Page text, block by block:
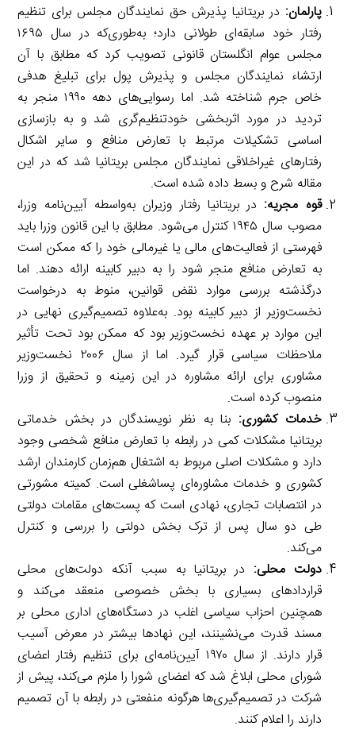
پارلمان: در بریتانیا پذیرش حق نمایندگان مجلس برای تنظیم
رفتار خود سابقه‌ای طولانی دارد؛ به‌طوری‌که در سال ۱۶۹۵
مجلس عوام انگلستان قانونی تصویب کرد که مطابق با آن
ارتشاء نمایندگان مجلس و پذیرش پول برای تبلیغ هدفی
خاص جرم شناخته شد. اما رسوایی‌های دهه ۱۹۹۰ منجر به
تردید در مورد اثربخشی خودتنظیم‌گری شد و به بازسازی
اساسی تشکیلات مرتبط با تعارض منافع و سایر اشکال
رفتارهای غیراخلاقی نمایندگان مجلس بریتانیا شد که در این
مقاله شرح و بسط داده شده است.
قوه مجریه: در بریتانیا رفتار وزیران به‌واسطه آیین‌نامه وزرا،
مصوب سال ۱۹۴۵ کنترل می‌شود. مطابق با این قانون وزرا باید
فهرستی از فعالیت‌های مالی یا غیرمالی خود را که ممکن است
به تعارض منافع منجر شود را به دبیر کابینه ارائه دهند. اما
درگذشته بررسی موارد نقض قوانین، منوط به درخواست
نخست‌وزیر از دبیر کابینه بود. به‌علاوه تصمیم‌گیری نهایی در
این موارد بر عهده نخست‌وزیر بود که ممکن بود تحت تأثیر
ملاحظات سیاسی قرار گیرد. اما از سال ۲۰۰۶ نخست‌وزیر
مشاوری برای ارائه مشاوره در این زمینه و تحقیق از وزرا
منصوب کرده است.
خدمات کشوری: بنا به نظر نویسندگان در بخش خدماتی
بریتانیا مشکلات کمی در رابطه با تعارض منافع شخصی وجود
دارد و مشکلات اصلی مربوط به اشتغال هم‌زمان کارمندان ارشد
کشوری و خدمات مشاوره‌ای پساشغلی است. کمیته مشورتی
در انتصابات تجاری، نهادی است که پست‌های مقامات دولتی
طی دو سال پس از ترک بخش دولتی را بررسی و کنترل
می‌کند.
دولت محلی: در بریتانیا به سبب آنکه دولت‌های محلی
قراردادهای بسیاری با بخش خصوصی منعقد می‌کند و
همچنین احزاب سیاسی اغلب در دستگاه‌های اداری محلی بر
مسند قدرت می‌نشینند، این نهادها بیشتر در معرض آسیب
قرار دارند. از سال ۱۹۷۰ آیین‌نامه‌ای برای تنظیم رفتار اعضای
شورای محلی ابلاغ شد که اعضای شورا را ملزم می‌کند، پیش از
شرکت در تصمیم‌گیری‌ها هرگونه منفعتی در رابطه با آن تصمیم
دارند را اعلام کنند.